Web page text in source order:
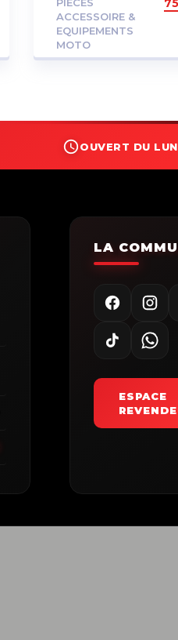
ACCESSOIRE &
EQUIPEMENTS
MOTO
OUVERT DU
LA
ESPACE